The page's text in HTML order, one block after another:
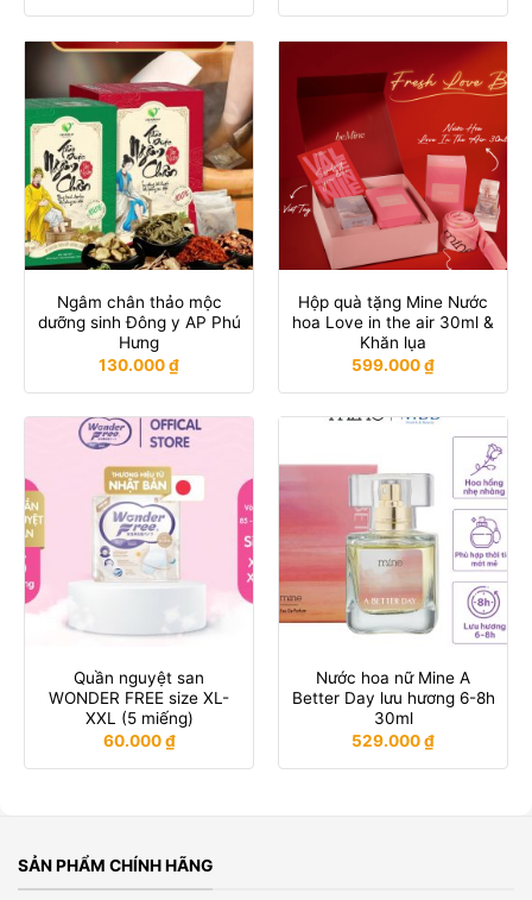
Ngâm chân thảo mộc
dưỡng sinh Đông y AP Phú
Hưng
130.000₫
Hộp quà tặng Mine Nước
hoa Love in the air 30ml &
Khăn lụa
599.000₫
Quần nguyệt san
WONDER FREE size XL-
XXL (5 miếng)
60.000₫
Nước hoa nữ Mine A
Better Day lưu hương 6-8h
30ml
529.000₫
SẢN PHẨM CHÍNH HÃNG